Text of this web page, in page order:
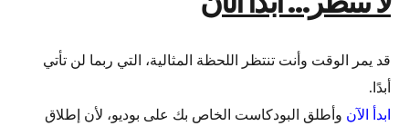
قد يمر الوقت وأنت تنتظر اللحظة المثالية، التي ربما لن تأتي
أبدًا.
ابدأ الآن وأطلق البودكاست الخاص بك على بوديو، لأن إطلاق